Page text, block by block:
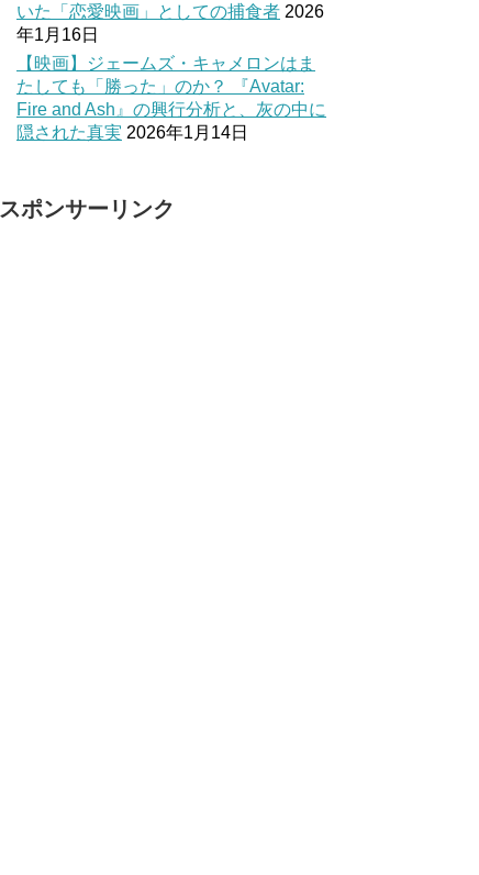
いた「恋愛映画」としての捕食者 2026
年1月16日
【映画】ジェームズ・キャメロンはま
たしても「勝った」のか？ 『Avatar:
Fire and Ash』の興行分析と、灰の中に
隠された真実 2026年1月14日
スポンサーリンク